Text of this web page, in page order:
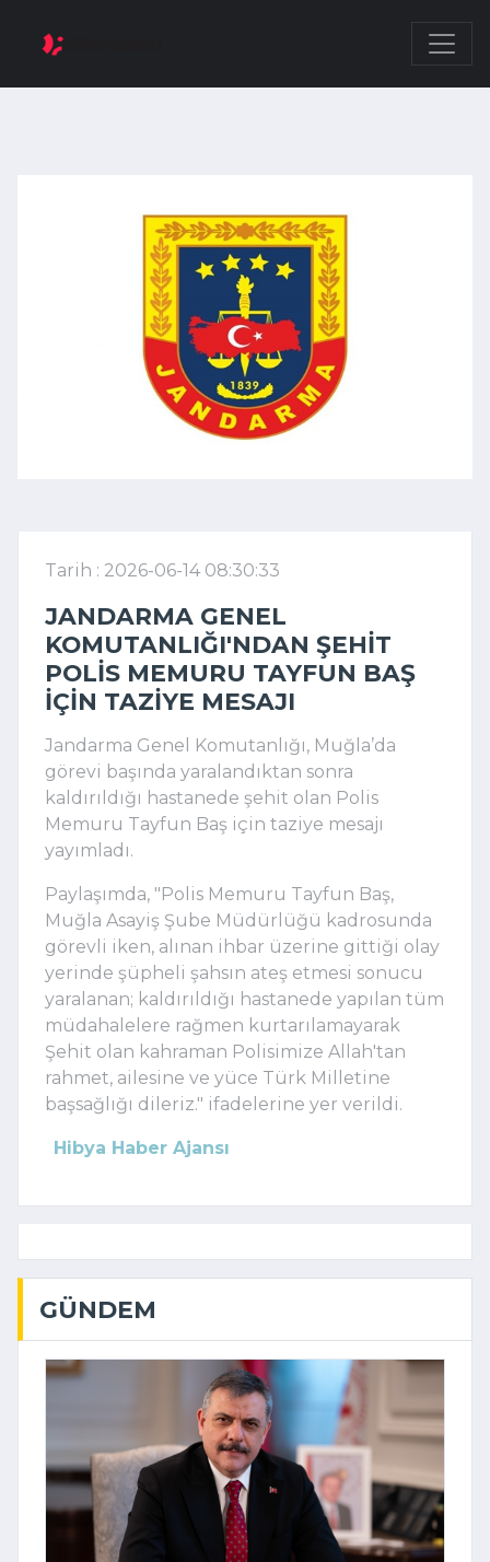
Tarih : 2026-06-14 08:30:33
JANDARMA GENEL
KOMUTANLIĞI'NDAN ŞEHIT
POLIS MEMURU TAYFUN BAŞ
IÇIN TAZIYE MESAJI
Jandarma Genel Komutanlığı, Muğla’da
görevi başında yaralandıktan sonra
kaldırıldığı hastanede şehit olan Polis
Memuru Tayfun Baş için taziye mesajı
yayımladı.
Paylaşımda, "Polis Memuru Tayfun Baş,
Muğla Asayiş Şube Müdürlüğü kadrosunda
görevli iken, alınan ihbar üzerine gittiği olay
yerinde şüpheli şahsın ateş etmesi sonucu
yaralanan; kaldırıldığı hastanede yapılan tüm
müdahalelere rağmen kurtarılamayarak
Şehit olan kahraman Polisimize Allah'tan
rahmet, ailesine ve yüce Türk Milletine
başsağlığı dileriz." ifadelerine yer verildi.
Hibya Haber Ajansı
GÜNDEM